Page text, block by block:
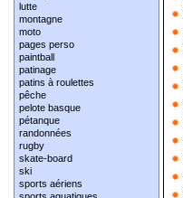
lutte
montagne
moto
pages perso
paintball
patinage
patins à roulettes
pêche
pelote basque
pétanque
randonnées
rugby
skate-board
ski
sports aériens